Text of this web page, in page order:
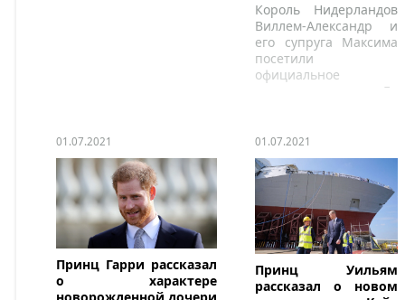
Король Нидерландов
Виллем-Александр и
его супруга Максима
посетили
официальное
мероприятие. Ее
образ, который
привлек внимание
модниц со всего мира.
01.07.2021
Принц Гарри рассказал
о характере
01.07.2021
Принц Уильям
рассказал о новом